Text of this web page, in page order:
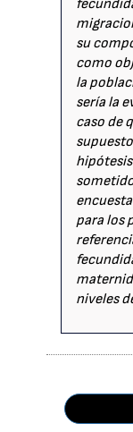
su
como
la
sería la
caso de
para los
niveles